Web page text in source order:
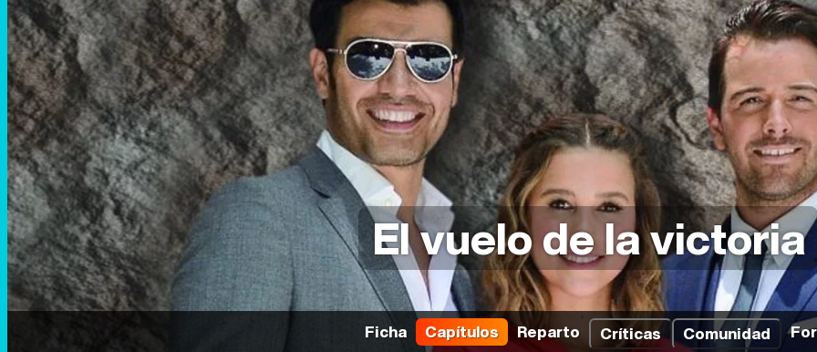
El vuelo de la victoria
Ficha Capítulos Reparto Críticas Comunidad